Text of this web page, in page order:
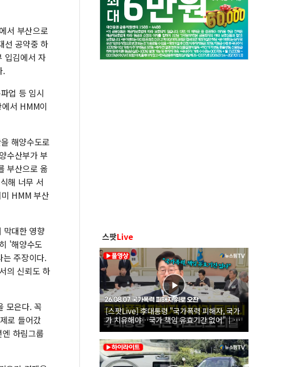
서 부산으로
선 공약중 하
입김에서 자
.
업 등 임시
서 HMM이
해양수도로
수산부가 부
부산으로 옮
해 너무 서
HMM 부산
막대한 영향
'해양수도
주장이다.
의 신뢰도 하
모은다. 꼭
로 들어갔
하림그룹
스팟Live
[스팟Live] 李대통령 "국가폭력 피해자, 국가
가 치유해야…국가 책임 유효기간 없어"｜
26.08.07 국가폭력 피해자 위로 오찬